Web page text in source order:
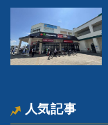
人気記事